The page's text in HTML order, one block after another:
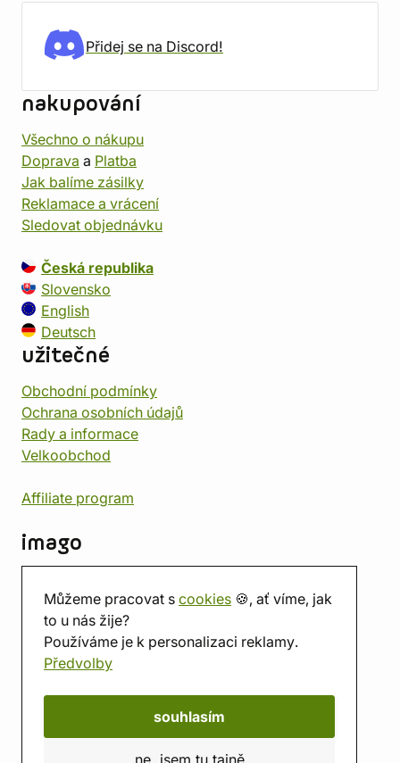
Můžeme pracovat s cookies 🍪, ať víme, jak
to u nás žije?
Používáme je k personalizaci reklamy.
Předvolby
souhlasím
ne, jsem tu tajně
Přidej se na Discord!
nakupování
Všechno o nákupu
Doprava a Platba
Jak balíme zásilky
Reklamace a vrácení
Sledovat objednávku
Česká republika
Slovensko
English
Deutsch
užitečné
Obchodní podmínky
Ochrana osobních údajů
Rady a informace
Velkoobchod
Affiliate program
imago
Prodejna
Herna
O nás
Hodnocení obchodu